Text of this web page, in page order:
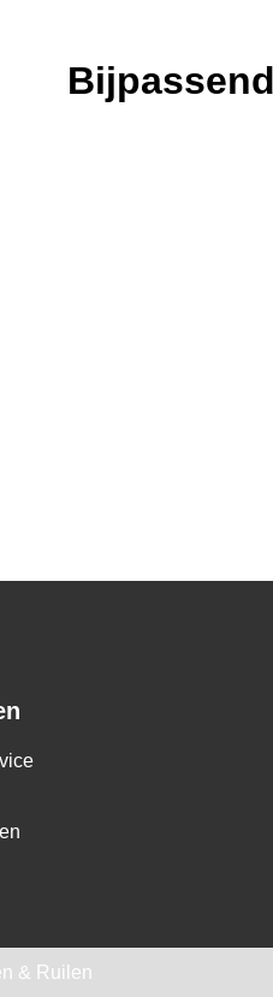
& Ruilen